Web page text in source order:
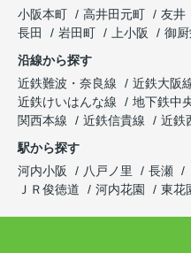
小阪本町
高井田元町 友井
長田
岩田町 上小阪
御
沿線から探す
近鉄難波・奈良線
近鉄大阪
近鉄けいはんな線
地下鉄中
関西本線
近鉄信貴線
近鉄
駅から探す
河内小阪
八戸ノ里 長瀬
ＪＲ俊徳道
河内花園 東花